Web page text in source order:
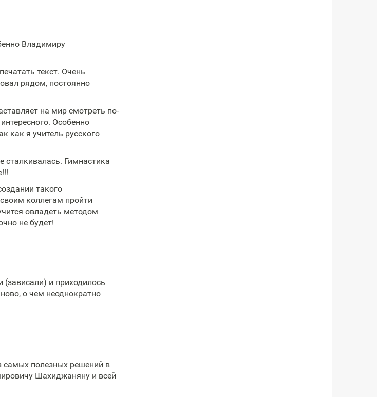
Владимиру
текст. Очень
рядом, постоянно
на мир смотреть по-
Особенно
как я учитель русского
сталкивалась. Гимнастика
такого
коллегам пройти
овладеть методом
не будет!
(зависали) и приходилось
о чем неоднократно
самых полезных решений в
Шахиджаняну и всей